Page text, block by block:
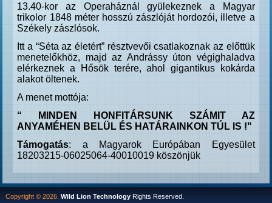
13.40-kor az Operaháznál gyülekeznek a Magyar
trikolor 1848 méter hosszú zászlóját hordozói, illetve a
Székely zászlósok.
Itt a “Séta az életért” résztvevői csatlakoznak az előttük
menetelőkhöz, majd az Andrássy úton végighaladva
elérkeznek a Hősök terére, ahol gigantikus kokárda
alakot öltenek.
A menet mottója:
“ MINDEN HONFITÁRSUNK SZÁMIT AZ
ANYAMÉHEN BELÜL ÉS HATÁRAINKON TÚL IS !"
Támogatás: a Magyarok Európában Egyesület
18203215-06025064-40010019 köszönjük
Copyright © 2026. Wild Lion TechnologyRights Reserved.